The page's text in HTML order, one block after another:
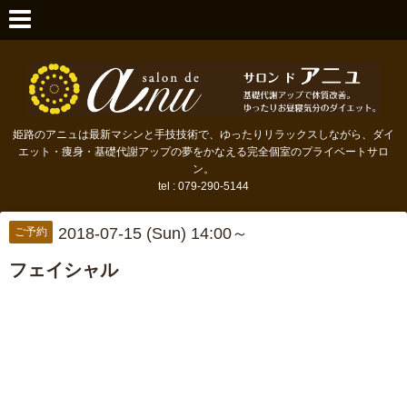
姫路のアニュは最新マシンと手技技術で、ゆったりリラックスしながら、ダイ
エット・痩身・基礎代謝アップの夢をかなえる完全個室のプライベートサロ
ン。
tel : 079-290-5144
ご予約 2018-07-15 (Sun) 14:00～
フェイシャル